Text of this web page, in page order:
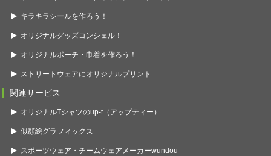
キラキラシールを作ろう！
オリジナルグッズコンシェル！
オリジナルポーチ・巾着を作ろう！
ストリートウェアにオリジナルプリント
関連サービス
オリジナルTシャツのup-t（アップティー）
似顔絵グラフィックス
スポーツウェア・チームウェアメーカーwundou